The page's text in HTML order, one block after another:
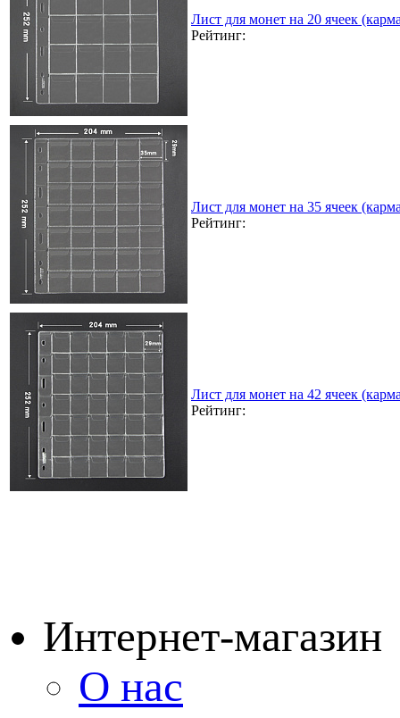
Лист для монет на 20 ячеек
Рейтинг:
Лист для монет на 35 ячеек
Рейтинг:
Лист для монет на 42 ячеек
Рейтинг:
Интернет-магазин
О нас